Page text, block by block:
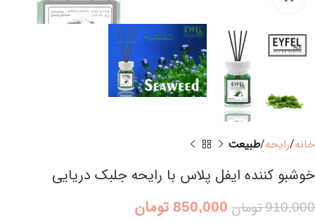
خانه رایحه طبیعت
خوشبو کننده ایفل پلاس با رایحه جلبک دریایی
910,000 تومان 850,000 تومان